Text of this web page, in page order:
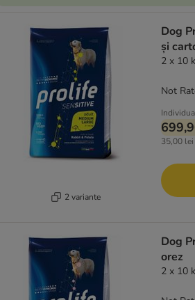
2 variante
Dog
și
2 x 10
35,00 lei
Not
Dog
orez
2 x 10